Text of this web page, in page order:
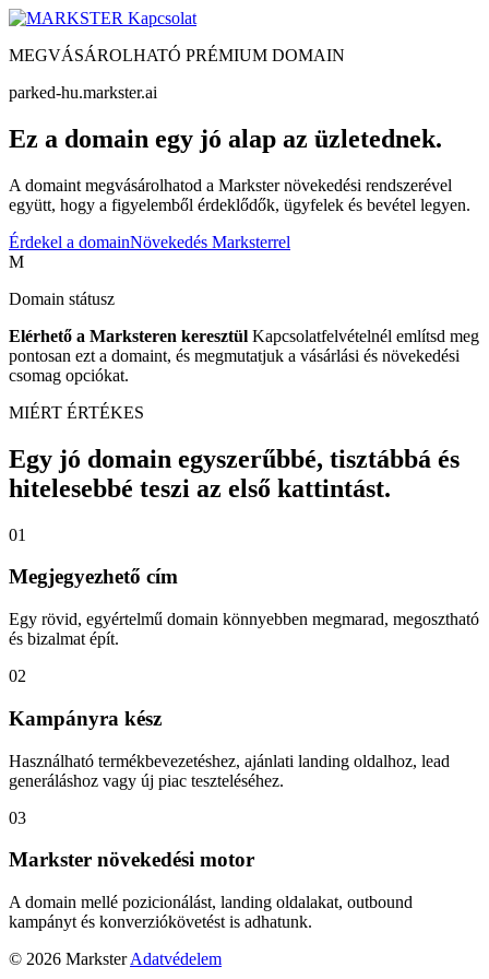
Kapcsolat
MEGVÁSÁROLHATÓ PRÉMIUM DOMAIN
parked-hu.markster.ai
Ez a domain egy jó alap az üzletednek.
A domaint megvásárolhatod a Markster növekedési rendszerével
együtt, hogy a figyelemből érdeklődők, ügyfelek és bevétel legyen.
Érdekel a domainNövekedés Marksterrel
M
Domain státusz
Elérhető a Marksteren keresztül Kapcsolatfelvételnél említsd meg
pontosan ezt a domaint, és megmutatjuk a vásárlási és növekedési
csomag opciókat.
MIÉRT ÉRTÉKES
Egy jó domain egyszerűbbé, tisztábbá és
hitelesebbé teszi az első kattintást.
01
Megjegyezhető cím
Egy rövid, egyértelmű domain könnyebben megmarad, megosztható
és bizalmat épít.
02
Kampányra kész
Használható termékbevezetéshez, ajánlati landing oldalhoz, lead
generáláshoz vagy új piac teszteléséhez.
03
Markster növekedési motor
A domain mellé pozicionálást, landing oldalakat, outbound
kampányt és konverziókövetést is adhatunk.
© 2026 Markster Adatvédelem